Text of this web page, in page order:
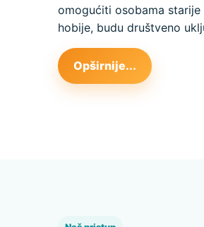
omogućiti osobama
hobije, budu društveno
Opširnije...